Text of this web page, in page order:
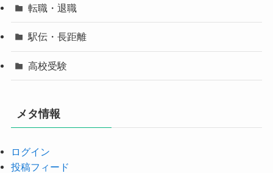
転職・退職
駅伝・長距離
高校受験
メタ情報
ログイン
投稿フィード